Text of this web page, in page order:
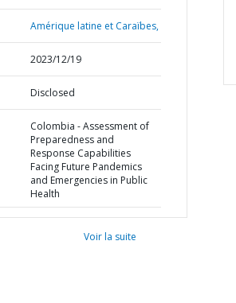
Amérique latine et Caraïbes,
2023/12/19
Disclosed
Colombia - Assessment of
Preparedness and
Response Capabilities
Facing Future Pandemics
and Emergencies in Public
Health
Voir la suite